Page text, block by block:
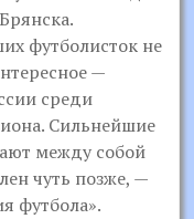
футболисток не
—
среди
Сильнейшие
между собой
чуть позже, —
футбола».